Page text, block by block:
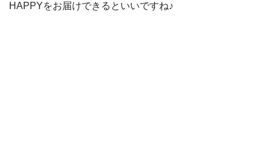
HAPPYをお届けできるといいですね♪